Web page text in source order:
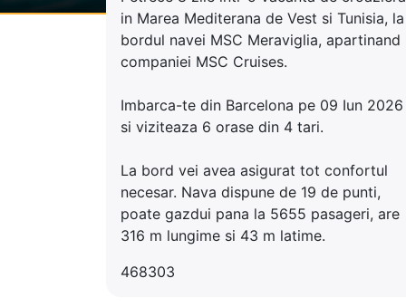
in Marea Mediterana de Vest si Tunisia, la
bordul navei MSC Meraviglia, apartinand
companiei MSC Cruises.
Imbarca-te din Barcelona pe 09 Iun 2026
si viziteaza 6 orase din 4 tari.
La bord vei avea asigurat tot confortul
necesar. Nava dispune de 19 de punti,
poate gazdui pana la 5655 pasageri, are
316 m lungime si 43 m latime.
468303